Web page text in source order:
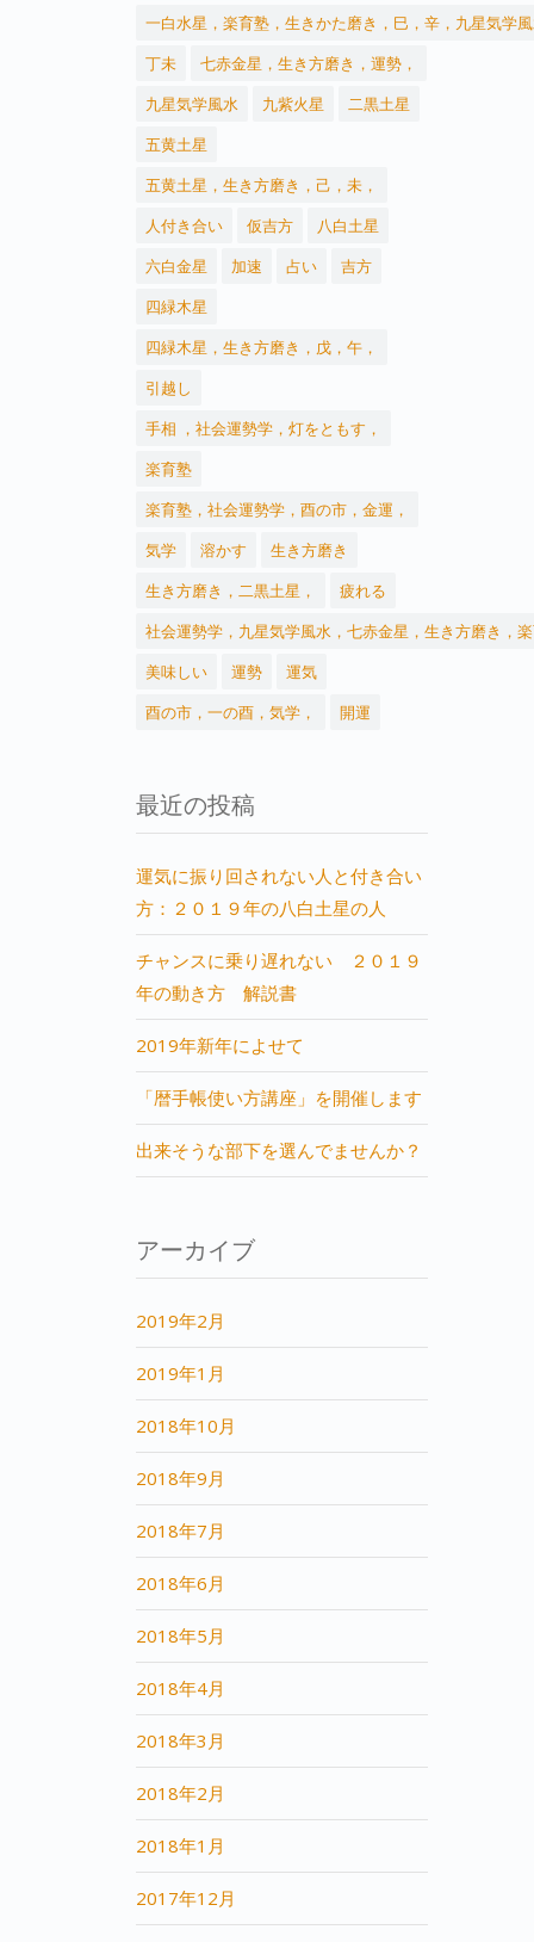
一白水星，楽育塾，生きかた磨き，巳，辛，九星気学
丁未
七赤金星，生き方磨き，運勢，
九星気学風水
九紫火星
二黒土星
五黄土星
五黄土星，生き方磨き，己，未，
人付き合い
仮吉方
八白土星
六白金星
加速 占い
吉方
四緑木星
四緑木星，生き方磨き，戊，午，
引越し
手相 ，社会運勢学，灯をともす，
楽育塾
楽育塾，社会運勢学，酉の市，金運，
気学
溶かす
生き方磨き
生き方磨き，二黒土星，
疲れる
社会運勢学，九星気学風水，七赤金星，生き方磨き，
美味しい
運勢
運気
酉の市，一の酉，気学，
開運
最近の投稿
運気に振り回されない人と付き合い
方：２０１９年の八白土星の人
チャンスに乗り遅れない ２０１９
年の動き方 解説書
2019年新年によせて
「暦手帳使い方講座」を開催します
出来そうな部下を選んでませんか？
アーカイブ
2019年2月
2019年1月
2018年10月
2018年9月
2018年7月
2018年6月
2018年5月
2018年4月
2018年3月
2018年2月
2018年1月
2017年12月